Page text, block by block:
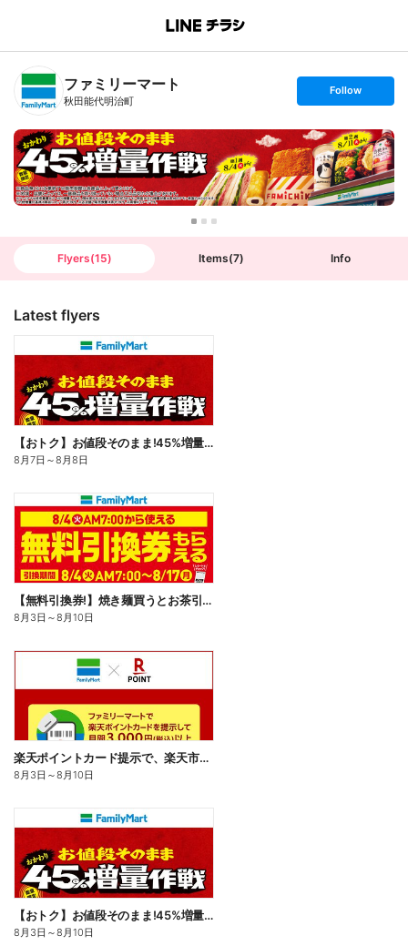
B
n
T
ファミリーマート
秋田能代明治町
s
t
o
l
l
o
w
Follow
Flyers(15) Items(7) Info
Latest flyers
【おトク】お値段そのまま!45%増量作戦!
8月7日 ～8月8日
【無料引換券!】焼き麺買うとお茶引換券貰える!
8月3日 ～8月10日
楽天ポイントカード提示で、楽天市場でのお買い物がおトクに!
8月3日 ～8月10日
【おトク】お値段そのまま!45%増量作戦!
8月3日 ～8月10日